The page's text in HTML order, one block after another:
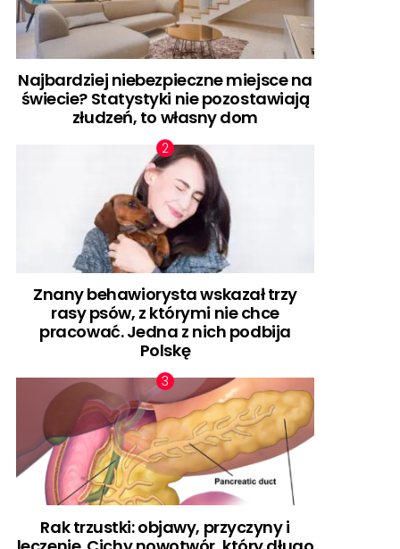
Najbardziej niebezpieczne miejsce na
świecie? Statystyki nie pozostawiają
złudzeń, to własny dom
Znany behawiorysta wskazał trzy
rasy psów, z którymi nie chce
pracować. Jedna z nich podbija
Polskę
Rak trzustki: objawy, przyczyny i